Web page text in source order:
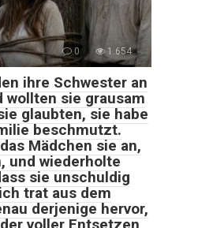
0 1.654
ihre Schwester an
wollten sie grausam
glaubten, sie habe
beschmutzt.
Mädchen sie an,
und wiederholte
sie unschuldig
trat aus dem
derjenige hervor,